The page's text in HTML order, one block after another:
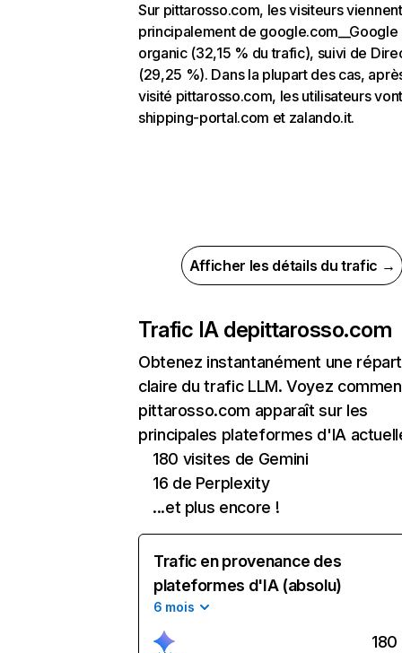
Sur pittarosso.com, les visiteurs viennent
principalement de google.com__Google
organic (32,15 % du trafic), suivi de
(29,25 %). Dans la plupart des cas,
visité pittarosso.com, les utilisateurs
shipping-portal.com et zalando.it.
Afficher les détails du trafic →
Trafic IA depittarosso.com
Obtenez instantanément une
claire du trafic LLM. Voyez
pittarosso.com apparaît sur les
principales plateformes d'IA
180 visites de Gemini
16 de Perplexity
...et plus encore !
Trafic en provenance des
plateformes d'IA (absolu)
6 mois
180